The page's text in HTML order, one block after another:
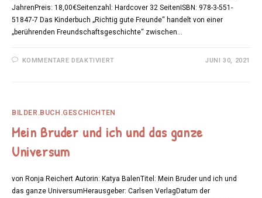
JahrenPreis: 18,00€Seitenzahl: Hardcover 32 SeitenISBN: 978-3-551-
51847-7 Das Kinderbuch „Richtig gute Freunde“ handelt von einer
„berührenden Freundschaftsgeschichte“ zwischen…
KOMMENTARE DEAKTIVIERTFÜR
JUNI 30, 2021
BILDER.BUCH.GESCHICHTEN
Mein Bruder und ich und das ganze
Universum
von Ronja Reichert Autorin: Katya BalenTitel: Mein Bruder und ich und
das ganze UniversumHerausgeber: Carlsen VerlagDatum der